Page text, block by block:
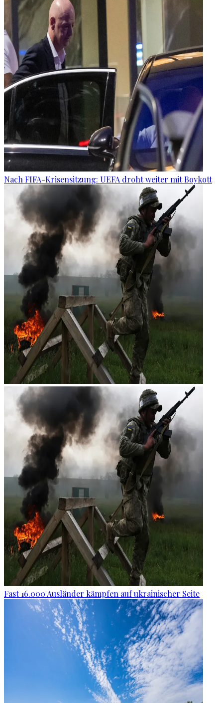
Nach FIFA-Krisensitzung: UEFA droht weiter mit Boykott
Fast 16.000 Ausländer kämpfen auf ukrainischer Seite